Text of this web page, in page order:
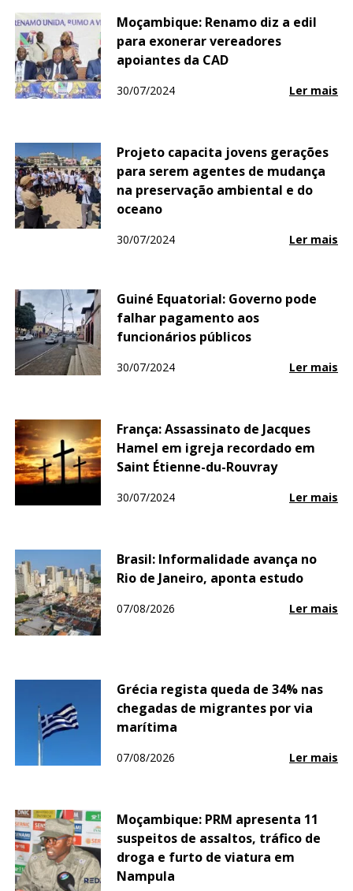
Moçambique: Renamo diz a edil
para exonerar vereadores
apoiantes da CAD
30/07/2024 Ler mais
Projeto capacita jovens gerações
para serem agentes de mudança
na preservação ambiental e do
oceano
30/07/2024 Ler mais
Guiné Equatorial: Governo pode
falhar pagamento aos
funcionários públicos
30/07/2024 Ler mais
França: Assassinato de Jacques
Hamel em igreja recordado em
Saint Étienne-du-Rouvray
30/07/2024 Ler mais
Brasil: Informalidade avança no
Rio de Janeiro, aponta estudo
07/08/2026 Ler mais
Grécia regista queda de 34% nas
chegadas de migrantes por via
marítima
07/08/2026 Ler mais
Moçambique: PRM apresenta 11
suspeitos de assaltos, tráfico de
droga e furto de viatura em
Nampula